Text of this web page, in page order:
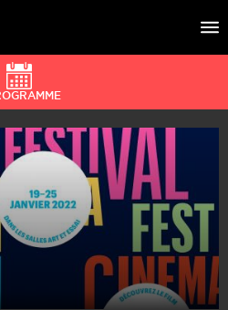
DU CINÉ
AUX IMAGES